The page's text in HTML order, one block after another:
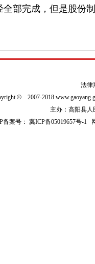
全部完成，但是股份
法律
© 2007-2018
主办：高阳县人
备案号：冀ICP备05019657号-1